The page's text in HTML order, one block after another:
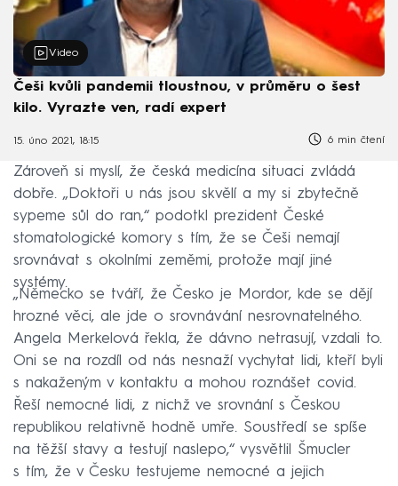
Video
Češi kvůli pandemii tloustnou, v průměru o šest
kilo. Vyrazte ven, radí expert
15. úno 2021, 18:15 6 min čtení
Zároveň si myslí, že česká medicína situaci zvládá
dobře. „Doktoři u nás jsou skvělí a my si zbytečně
sypeme sůl do ran,“ podotkl prezident České
stomatologické komory s tím, že se Češi nemají
srovnávat s okolními zeměmi, protože mají jiné
systémy.
„Německo se tváří, že Česko je Mordor, kde se dějí
hrozné věci, ale jde o srovnávání nesrovnatelného.
Angela Merkelová řekla, že dávno netrasují, vzdali to.
Oni se na rozdíl od nás nesnaží vychytat lidi, kteří byli
s nakaženým v kontaktu a mohou roznášet covid.
Řeší nemocné lidi, z nichž ve srovnání s Českou
republikou relativně hodně umře. Soustředí se spíše
na těžší stavy a testují naslepo,“ vysvětlil Šmucler
s tím, že v Česku testujeme nemocné a jejich